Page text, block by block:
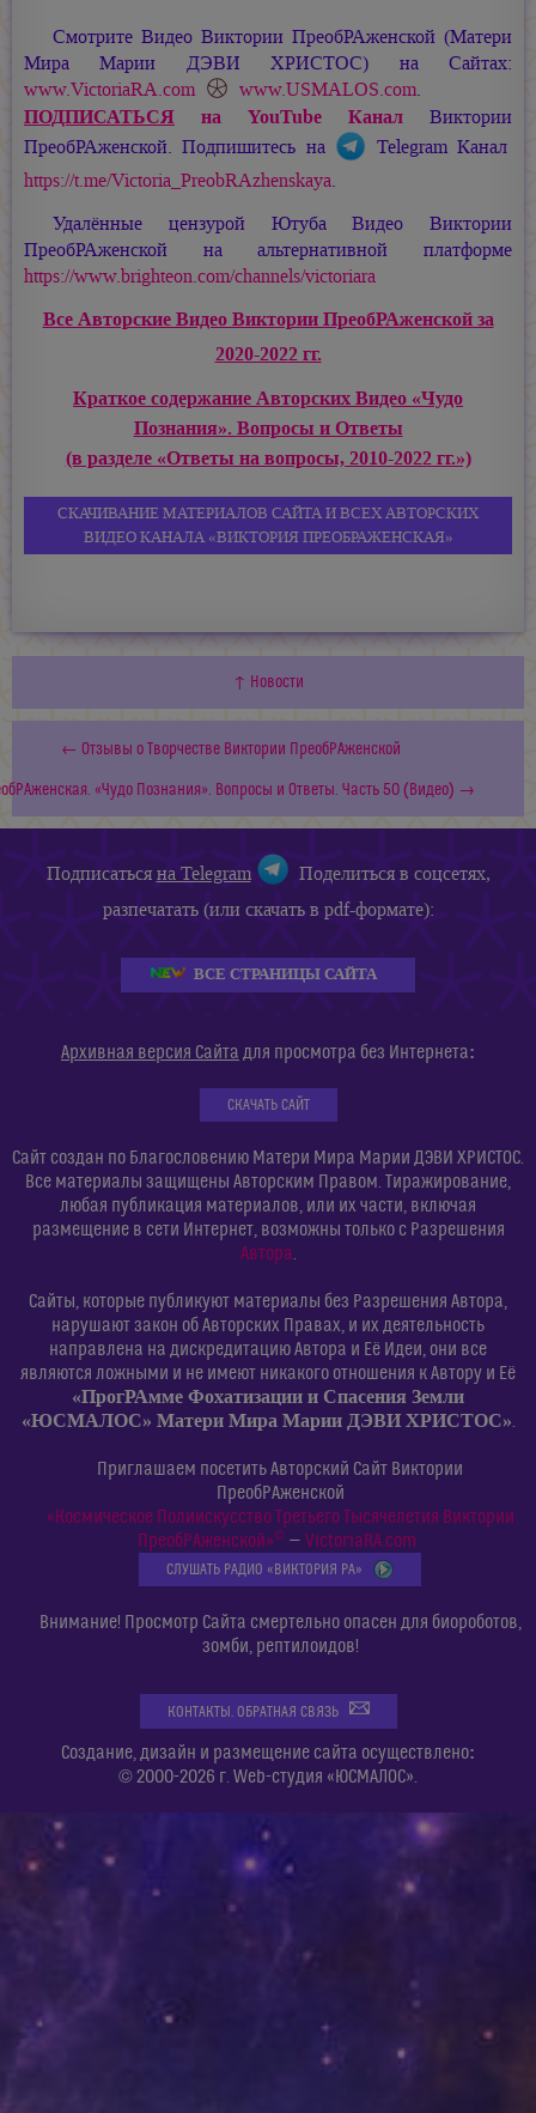
Смотрите Видео Виктории ПреобРАженской (Матери
МираМарии ДЭВИ ХРИСТОС) на Сайтах:
www.VictoriaRA.com
www.USMALOS.com.
ПОДПИСАТЬСЯ на YouTube Канал Виктории
ПреобРАженской. Подпишитесь на
Telegram Канал
https://t.me/Victoria_PreobRAzhenskaya.
Удалённые цензурой Ютуба Видео Виктории
ПреобРАженской на альтернативной платформе
https://www.brighteon.com/channels/victoriara
Все Авторские Видео Виктории ПреобРАженской за
2020-2022 гг.
Краткое содержание Авторских Видео «Чудо
Познания». Вопросы и Ответы
(в разделе «Ответы на вопросы, 2010-2022 гг.»)
СКАЧИВАНИЕ МАТЕРИАЛОВ САЙТА И ВСЕХ АВТОРСКИХ
ВИДЕО КАНАЛА «ВИКТОРИЯ ПРЕОБРАЖЕНСКАЯ»
↑ Новости
← Отзывы о Творчестве Виктории ПреобРАженской
«Чудо Познания». Вопросы и Ответы. Часть 50 (Видео) →
Подписатьсяна Telegram
Поделиться в соцсетях,
разпечатать (или скачать в pdf-формате):
ВСЕ СТРАНИЦЫ САЙТА
Архивная версия Сайта для просмотра без Интернета:
СКАЧАТЬ САЙТ
Сайт создан по Благословению Матери Мира Марии ДЭВИ ХРИСТОС.
Все материалы защищены Авторским Правом. Тиражирование,
любая публикация материалов, или их части, включая
размещение в сети Интернет, возможны только с Разрешения
Автора.
Сайты, которые публикуют материалы без Разрешения Автора,
нарушают закон об Авторских Правах, и их деятельность
направлена на дискредитацию Автора и Её Идеи, они все
являются ложными и не имеют никакого отношения к Автору и Её
«ПрогРАмме Фохатизации и Спасения Земли
«ЮСМАЛОС» Матери Мира Марии ДЭВИ ХРИСТОС».
Приглашаем посетить Авторский Сайт Виктории
ПреобРАженской
«Космическое Полиискусство Третьего Тысячелетия Виктории
ПреобРАженской»©— VictoriaRA.com
СЛУШАТЬ РАДИО «ВИКТОРИЯ РА»
Внимание! Просмотр Сайта смертельно опасен для биороботов,
зомби, рептилоидов!
КОНТАКТЫ. ОБРАТНАЯ СВЯЗЬ
Создание, дизайн и размещение сайта осуществлено:
© 2000-2026 г. Web-студия «ЮСМАЛОС».